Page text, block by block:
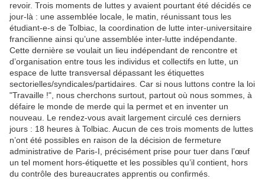
revoir. Trois moments de luttes y avaient pourtant été décidés ce
jour-là : une assemblée locale, le matin, réunissant tous les
étudiant-e-s de Tolbiac, la coordination de lutte inter-universitaire
francilienne ainsi qu’une assemblée inter-lutte indépendante.
Cette dernière se voulait un lieu indépendant de rencontre et
d’organisation entre tous les individus et collectifs en lutte, un
espace de lutte transversal dépassant les étiquettes
sectorielles/syndicales/partidaires. Car si nous luttons contre la loi
"Travaille !", nous cherchons surtout, partout où nous sommes, à
défaire le monde de merde qui la permet et en inventer un
nouveau. Le rendez-vous avait largement circulé ces derniers
jours : 18 heures à Tolbiac. Aucun de ces trois moments de luttes
n’ont été possibles en raison de la décision de fermeture
administrative de Paris-I, précisément prise pour tuer dans l’œuf
un tel moment hors-étiquette et les possibles qu’il contient, hors
du contrôle des bureaucrates apprentis ou confirmés.